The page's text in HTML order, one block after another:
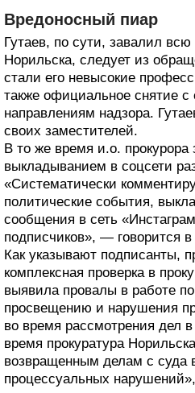
Вредоносный пиар
Гутаев, по сути, завалил всю
Норильска, следует из
стали его невысокие
также официальное снятие с
направлениям надзора.
своих заместителей.
В то же время и.о. прокурора
выкладыванием в соцсети
«Систематически
политические события,
сообщения в сеть
подписчиков», — говорится в
Как указывают подписанты,
комплексная проверка в
выявила провалы в работе
просвещению и нарушения
во время рассмотрения дел
время прокуратура
возвращенным делам с суда
процессуальных